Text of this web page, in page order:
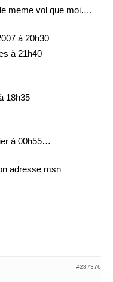
le meme vol que moi….
à 20h30
à 21h40
18h35
à 00h55…
adresse msn
#287376